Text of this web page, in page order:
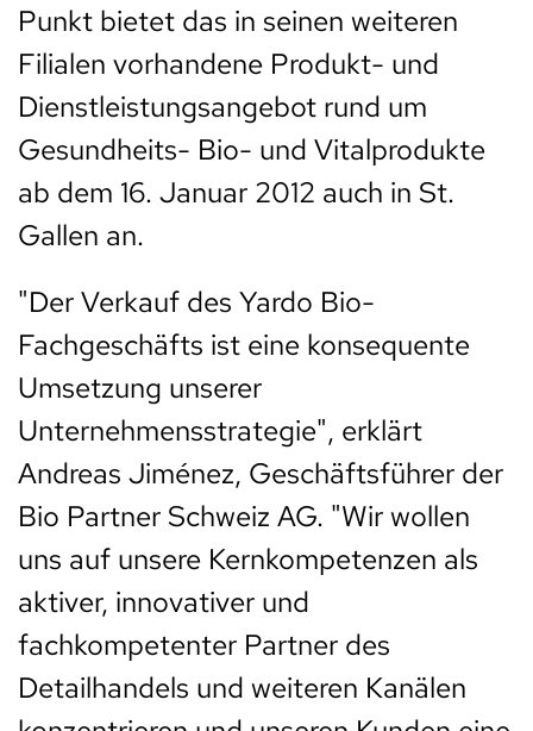
Punkt bietet das in seinen weiteren
Filialen vorhandene Produkt- und
Dienstleistungsangebot rund um
Gesundheits- Bio- und Vitalprodukte
ab dem 16. Januar 2012 auch in St.
Gallen an.
"Der Verkauf des Yardo Bio-
Fachgeschäfts ist eine konsequente
Umsetzung unserer
Unternehmensstrategie", erklärt
Andreas Jiménez, Geschäftsführer der
Bio Partner Schweiz AG. "Wir wollen
uns auf unsere Kernkompetenzen als
aktiver, innovativer und
fachkompetenter Partner des
Detailhandels und weiteren Kanälen